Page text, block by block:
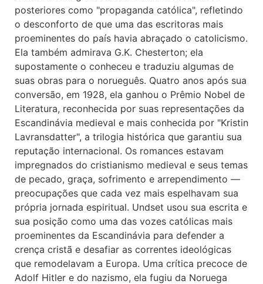
posteriores como "propaganda católica", refletindo
o desconforto de que uma das escritoras mais
proeminentes do país havia abraçado o catolicismo.
Ela também admirava G.K. Chesterton; ela
supostamente o conheceu e traduziu algumas de
suas obras para o norueguês. Quatro anos após sua
conversão, em 1928, ela ganhou o Prêmio Nobel de
Literatura, reconhecida por suas representações da
Escandinávia medieval e mais conhecida por "Kristin
Lavransdatter", a trilogia histórica que garantiu sua
reputação internacional. Os romances estavam
impregnados do cristianismo medieval e seus temas
de pecado, graça, sofrimento e arrependimento —
preocupações que cada vez mais espelhavam sua
própria jornada espiritual. Undset usou sua escrita e
sua posição como uma das vozes católicas mais
proeminentes da Escandinávia para defender a
crença cristã e desafiar as correntes ideológicas
que remodelavam a Europa. Uma crítica precoce de
Adolf Hitler e do nazismo, ela fugiu da Noruega